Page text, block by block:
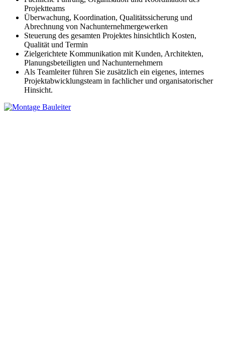
Projektteams
Überwachung, Koordination, Qualitätssicherung und
Abrechnung von Nachunternehmergewerken
Steuerung des gesamten Projektes hinsichtlich Kosten,
Qualität und Termin
Zielgerichtete Kommunikation mit Kunden, Architekten,
Planungsbeteiligten und Nachunternehmern
Als Teamleiter führen Sie zusätzlich ein eigenes, internes
Projektabwicklungsteam in fachlicher und organisatorischer
Hinsicht.